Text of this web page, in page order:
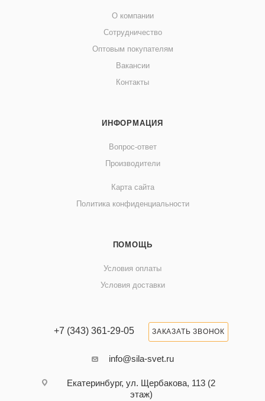
О компании
Сотрудничество
Оптовым покупателям
Вакансии
Контакты
ИНФОРМАЦИЯ
Вопрос-ответ
Производители
Карта сайта
Политика конфиденциальности
ПОМОЩЬ
Условия оплаты
Условия доставки
+7 (343) 361-29-05 ЗАКАЗАТЬ ЗВОНОК
info@sila-svet.ru
Екатеринбург, ул. Щербакова, 113 (2
этаж)